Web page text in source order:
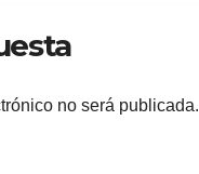
no será publicada.